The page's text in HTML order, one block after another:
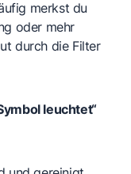
merkst du
oder mehr
durch die Filter
leuchtet“